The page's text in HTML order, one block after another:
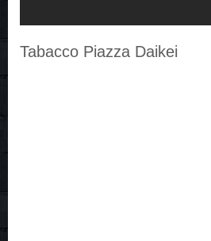
Tabacco Piazza Daikei